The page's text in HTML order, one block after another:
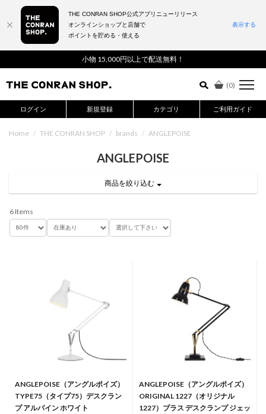
小物 15,000円以上で配送無料！
(0)
ログイン 新規登録 カテゴリ ご利用ガイド
詳細検索はこちら
Home / THE CONRAN SHOP / brands / ANGLEPOISE
ANGLEPOISE
商品を絞り込む
6 Items
ANGLEPOISE（アングルポイズ）
TYPE75（タイプ75）デスクラン
プ アルパイン ホワイト
ANGLEPOISE（アングルポイズ）
ORIGINAL 1227（オリジナル
1227）ブラス デスクランプ ジェッ
THE CONRAN SHOP公式アプリニューリリース
オンラインショップと店舗で
ポイントを貯める・使える
表示する